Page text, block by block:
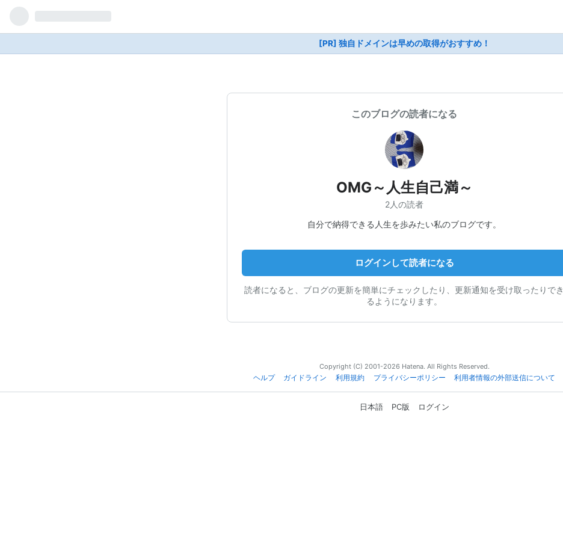
[PR] 独自ドメインは早めの取得がおすすめ！
このブログの読者になる
OMG～人生自己満～
2人の読者
自分で納得できる人生を歩みたい私のブログです。
ログインして読者になる
読者になると、ブログの更新を簡単にチェックしたり、更新通知を受け取ったりでき
るようになります。
Copyright (C) 2001-2026 Hatena. All Rights Reserved.
ヘルプ
ガイドライン 利用規約 プライバシーポリシー 利用者情報の外部送信について
日本語 PC版 ログイン